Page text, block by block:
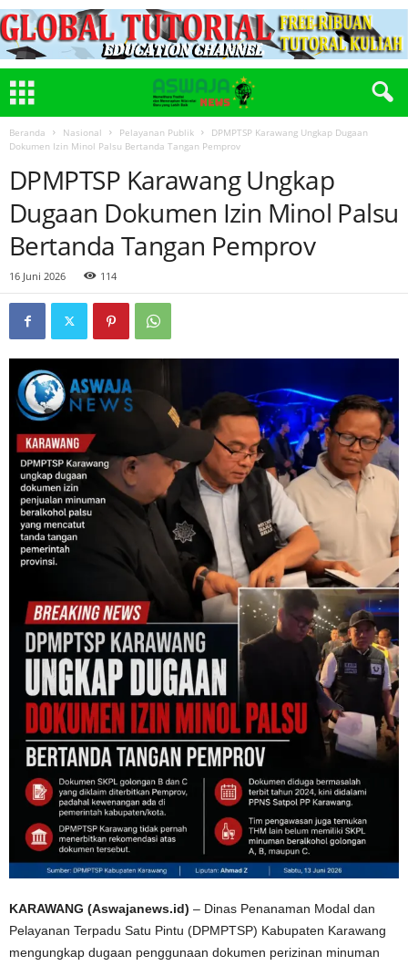
Beranda Nasional Pelayanan Publik
DPMPTSP Karawang Ungkap Dugaan
Dokumen Izin Minol Palsu Bertanda Tangan Pemprov
DPMPTSP Karawang Ungkap
Dugaan Dokumen Izin Minol Palsu
Bertanda Tangan Pemprov
16 Juni 2026 114
KARAWANG (Aswajanews.id) – Dinas Penanaman Modal dan
Pelayanan Terpadu Satu Pintu (DPMPTSP) Kabupaten Karawang
mengungkap dugaan penggunaan dokumen perizinan minuman